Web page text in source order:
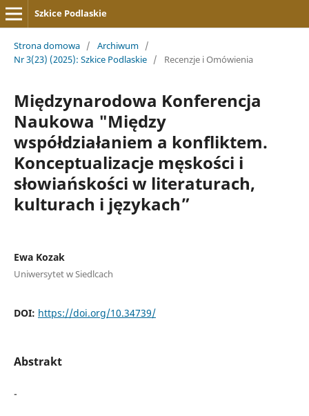
Szkice Podlaskie
Strona domowa / Archiwum /
Nr 3(23) (2025): Szkice Podlaskie / Recenzje i Omówienia
Międzynarodowa Konferencja
Naukowa "Między
współdziałaniem a konfliktem.
Konceptualizacje męskości i
słowiańskości w literaturach,
kulturach i językach”
Ewa Kozak
Uniwersytet w Siedlcach
DOI: https://doi.org/10.34739/
Abstrakt
-